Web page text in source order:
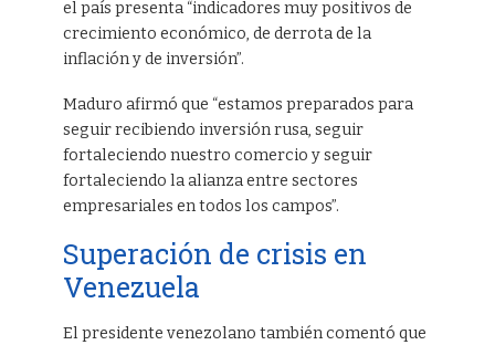
el país presenta “indicadores muy positivos de
crecimiento económico, de derrota de la
inflación y de inversión”.
Maduro afirmó que “estamos preparados para
seguir recibiendo inversión rusa, seguir
fortaleciendo nuestro comercio y seguir
fortaleciendo la alianza entre sectores
empresariales en todos los campos”.
Superación de crisis en
Venezuela
El presidente venezolano también comentó que